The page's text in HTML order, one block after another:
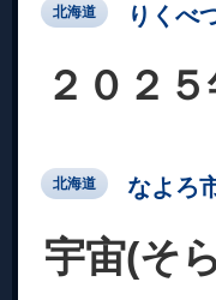
北海道 りくべ
２０２
北海道 なよろ
宇宙(そ